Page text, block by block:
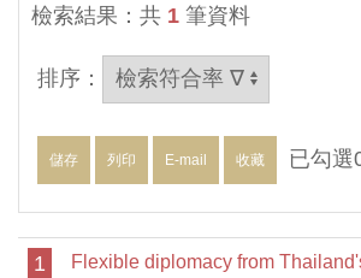
檢索結果：共 1 筆資料
排序：
儲存 列印 E-mail 收藏 已勾選
1
Flexible diplomacy from